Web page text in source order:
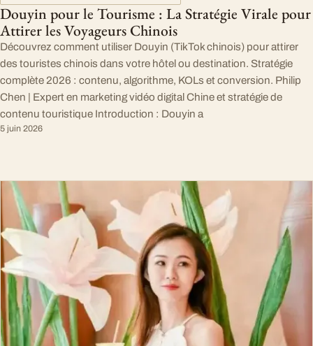
Douyin pour le Tourisme : La Stratégie Virale pour
Attirer les Voyageurs Chinois
Découvrez comment utiliser Douyin (TikTok chinois) pour attirer
des touristes chinois dans votre hôtel ou destination. Stratégie
complète 2026 : contenu, algorithme, KOLs et conversion. Philip
Chen | Expert en marketing vidéo digital Chine et stratégie de
contenu touristique Introduction : Douyin a
5 juin 2026